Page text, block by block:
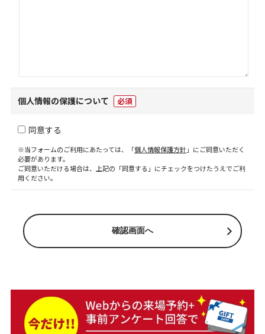
個人情報の保護について 必須
同意する
※当フォームのご利用にあたっては、「個人情報保護方針」にご同意いただく
必要があります。
ご同意いただける場合は、上記の「同意する」にチェックをつけたうえでご利
用ください。